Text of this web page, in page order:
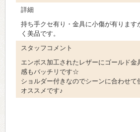
詳細
持ち手クセ有り・金具に小傷が有ります
く美品です。
スタッフコメント
エンボス加工されたレザーにゴールド金
感もバッチリです☆
ショルダー付きなのでシーンに合わせて
オススメです♪